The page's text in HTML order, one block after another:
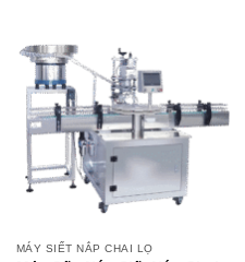
MÁY SIẾT NẮP CHAI LỌ